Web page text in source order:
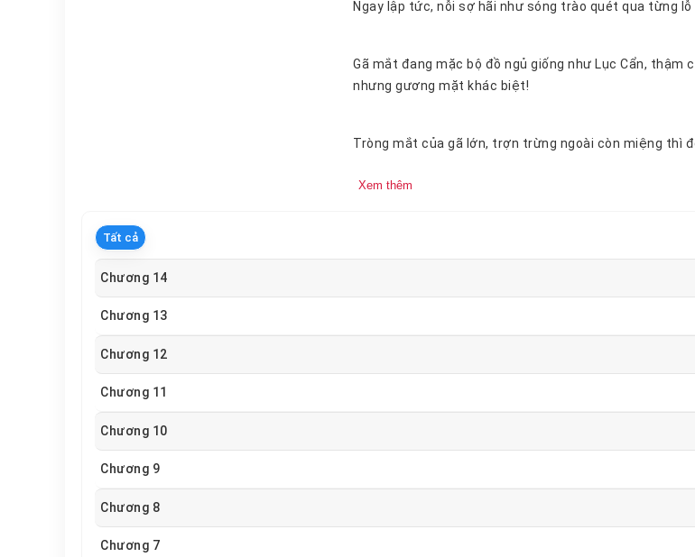
Gã mắt đang mặc bộ đồ ngủ giống như Lục Cẩn, thậm chí đến vóc dáng kiểu tóc cũng trông vô cùng giống hệt với Lục Cẩn
nhưng gương mặt khác biệt!
Xem thêm
Tất cả
Chương 14
Chương 13
Chương 12
Chương 11
Chương 10
Chương 9
Chương 8
Chương 7